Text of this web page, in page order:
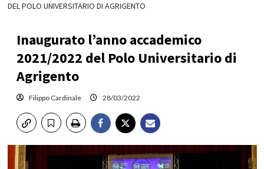
DEL POLO UNIVERSITARIO DI AGRIGENTO
Inaugurato l’anno accademico
2021/2022 del Polo Universitario di
Agrigento
Filippo Cardinale 28/03/2022